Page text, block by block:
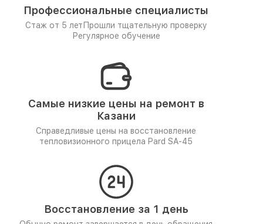
Профессиональные специалисты
Стаж от 5 лет Прошли тщательную проверку
Регулярное обучение
Самые низкие цены на ремонт в
Казани
Справедливые цены на восстановление
тепловизионного прицела Pard SA-45
Восстановление за 1 день